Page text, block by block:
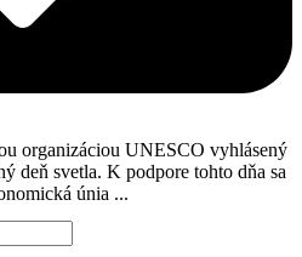
organizáciou UNESCO vyhlásený
deň svetla. K podpore tohto dňa sa
únia ...